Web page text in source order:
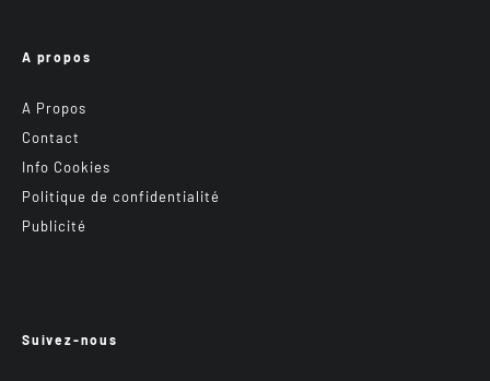
A propos
A Propos
Contact
Info Cookies
Politique de confidentialité
Publicité
Suivez-nous